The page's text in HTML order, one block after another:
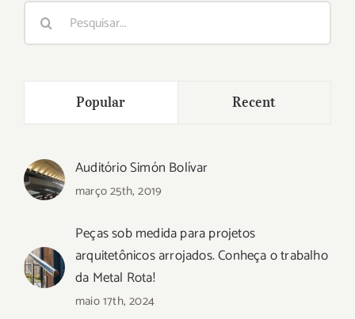
Buscar
resultados
Popular Recent
Auditório Simón Bolívar
março 25th, 2019
Peças sob medida para projetos
arquitetônicos arrojados. Conheça o trabalho
da Metal Rota!
maio 17th, 2024